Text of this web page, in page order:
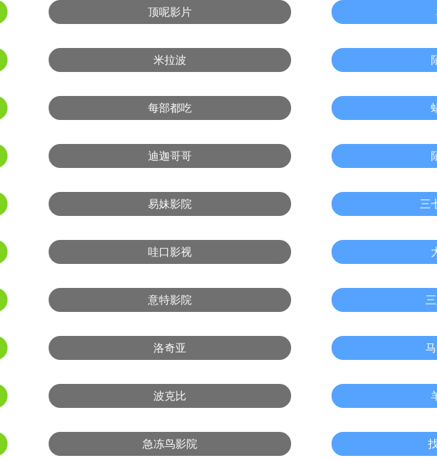
顶呢影片
米拉波
每部都吃
迪迦哥哥
易妹影院 三
哇口影视
意特影院
洛奇亚
波克比
急冻鸟影院